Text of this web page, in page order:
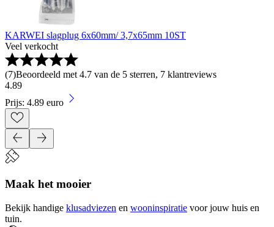
KARWEI slagplug 6x60mm/ 3,7x65mm 10ST
Veel verkocht
(7)Beoordeeld met 4.7 van de 5 sterren, 7 klantreviews
4.89
Prijs: 4.89 euro
Maak het mooier
Bekijk handige klusadviezen en wooninspiratie voor jouw huis en
tuin.